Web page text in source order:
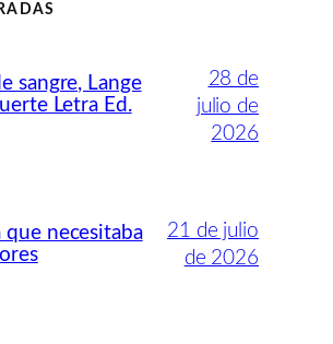
sangre, Lange
Letra Ed.
28 de
julio de
2026
que necesitaba
21 de julio
de 2026